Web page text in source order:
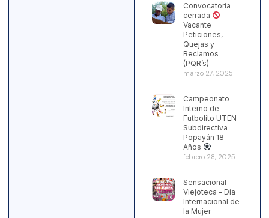
Convocatoria
cerrada
–
Vacante
Peticiones,
Quejas y
Reclamos
(PQR’s)
marzo 27, 2025
Campeonato
Interno de
Futbolito UTEN
Subdirectiva
Popayán 18
Años
febrero 28, 2025
Sensacional
Viejoteca – Dia
Internacional de
la Mujer